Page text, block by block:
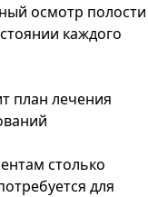
осмотр полости
каждого
план лечения
столько
для